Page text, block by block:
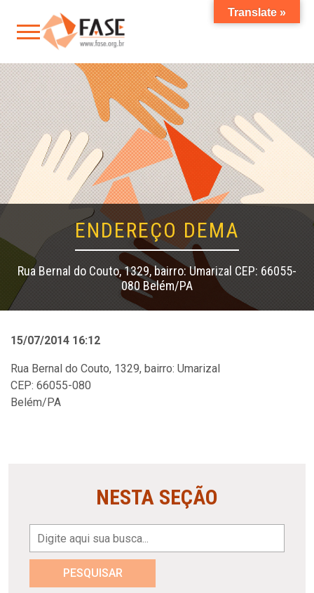
ENDEREÇO DEMA
Rua Bernal do Couto, 1329, bairro: Umarizal CEP: 66055-
080 Belém/PA
15/07/2014 16:12
Rua Bernal do Couto, 1329, bairro: Umarizal
CEP: 66055-080
Belém/PA
NESTA SEÇÃO
PESQUISAR
Translate »